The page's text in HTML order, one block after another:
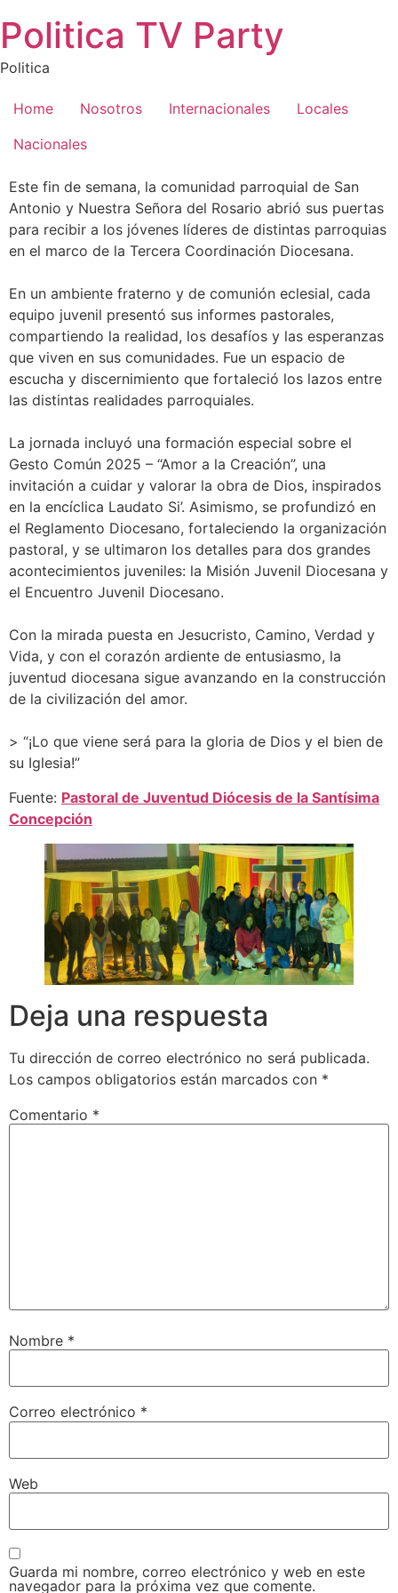
al
contenido
Politica TV Party
Politica
Home Nosotros Internacionales
Locales
Nacionales
Este fin de semana, la comunidad parroquial de San
Antonio y Nuestra Señora del Rosario abrió sus puertas
para recibir a los jóvenes líderes de distintas parroquias
en el marco de la Tercera Coordinación Diocesana.
En un ambiente fraterno y de comunión eclesial, cada
equipo juvenil presentó sus informes pastorales,
compartiendo la realidad, los desafíos y las esperanzas
que viven en sus comunidades. Fue un espacio de
escucha y discernimiento que fortaleció los lazos entre
las distintas realidades parroquiales.
La jornada incluyó una formación especial sobre el
Gesto Común 2025 – “Amor a la Creación”, una
invitación a cuidar y valorar la obra de Dios, inspirados
en la encíclica Laudato Si’. Asimismo, se profundizó en
el Reglamento Diocesano, fortaleciendo la organización
pastoral, y se ultimaron los detalles para dos grandes
acontecimientos juveniles: la Misión Juvenil Diocesana y
el Encuentro Juvenil Diocesano.
Con la mirada puesta en Jesucristo, Camino, Verdad y
Vida, y con el corazón ardiente de entusiasmo, la
juventud diocesana sigue avanzando en la construcción
de la civilización del amor.
> “¡Lo que viene será para la gloria de Dios y el bien de
su Iglesia!”
Fuente: Pastoral de Juventud Diócesis de la Santísima
Concepción
Deja una respuesta
Tu dirección de correo electrónico no será publicada.
Los campos obligatorios están marcados con *
Comentario *
Nombre *
Correo electrónico *
Web
Guarda mi nombre, correo electrónico y web en este
navegador para la próxima vez que comente.